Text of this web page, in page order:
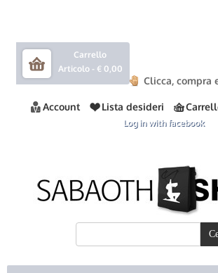
Carrello
Articolo - € 0,00
Clicca, compra
Account Lista desideri
Log in with facebook